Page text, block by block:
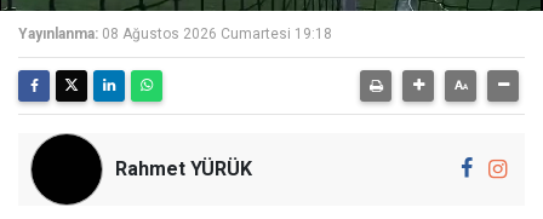
Yayınlanma: 08 Ağustos 2026 Cumartesi 19:18
Rahmet YÜRÜK